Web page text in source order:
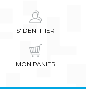
S'IDENTIFIER
MON PANIER